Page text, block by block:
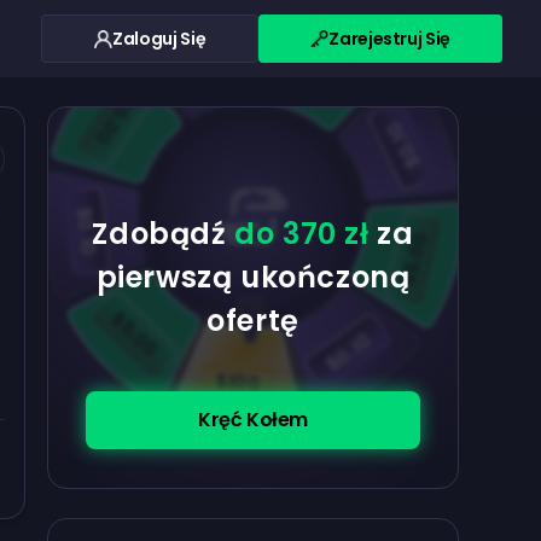
Zaloguj Się Zarejestruj Się
Zdobądź do 370 zł za
pierwszą ukończoną
ofertę
Kręć Kołem
$100
$5.00
$0.10
$5.00
$0.10 $5.00
$5.00